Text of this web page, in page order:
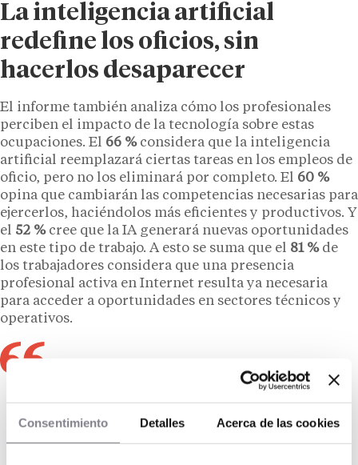
Consentimiento Detalles Acerca de las cookies
La inteligencia artificial
redefine los oficios, sin
hacerlos desaparecer
El informe también analiza cómo los profesionales
perciben el impacto de la tecnología sobre estas
ocupaciones. El 66 %considera que la inteligencia
artificial reemplazará ciertas tareas en los empleos de
oficio, pero no los eliminará por completo. El 60 %
opina que cambiarán las competencias necesarias para
ejercerlos, haciéndolos más eficientes y productivos. Y
el 52 %cree que la IA generará nuevas oportunidades
en este tipo de trabajo. A esto se suma que el 81 %de
los trabajadores considera que una presencia
profesional activa en Internet resulta ya necesaria
para acceder a oportunidades en sectores técnicos y
operativos.
Muchas de las profesiones técnicas y
operativas que hoy sostienen industrias